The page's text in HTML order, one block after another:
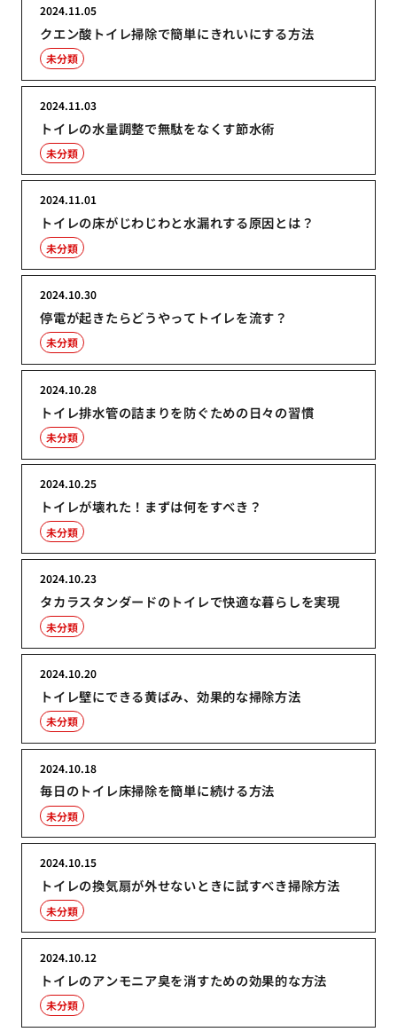
クエン酸トイレ掃除で簡単にきれいにする方法
2024.11.05
未分類
トイレの水量調整で無駄をなくす節水術
2024.11.03
未分類
トイレの床がじわじわと水漏れする原因とは？
2024.11.01
未分類
停電が起きたらどうやってトイレを流す？
2024.10.30
未分類
トイレ排水管の詰まりを防ぐための日々の習慣
2024.10.28
未分類
トイレが壊れた！まずは何をすべき？
2024.10.25
未分類
タカラスタンダードのトイレで快適な暮らしを実現
2024.10.23
未分類
トイレ壁にできる黄ばみ、効果的な掃除方法
2024.10.20
未分類
毎日のトイレ床掃除を簡単に続ける方法
2024.10.18
未分類
トイレの換気扇が外せないときに試すべき掃除方法
2024.10.15
未分類
トイレのアンモニア臭を消すための効果的な方法
2024.10.12
未分類